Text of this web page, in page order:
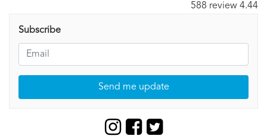
588 review 4.44
Subscribe
Send me update